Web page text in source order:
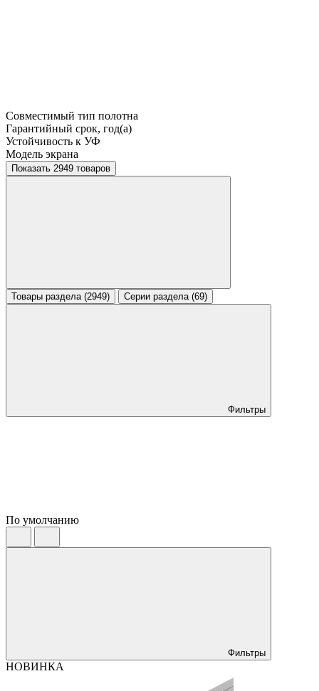
Совместимый тип полотна
Гарантийный срок, год(а)
Устойчивость к УФ
Модель экрана
Показать 2949 товаров
Товары раздела (2949) Серии раздела (69)
Фильтры
По умолчанию
Фильтры
НОВИНКА